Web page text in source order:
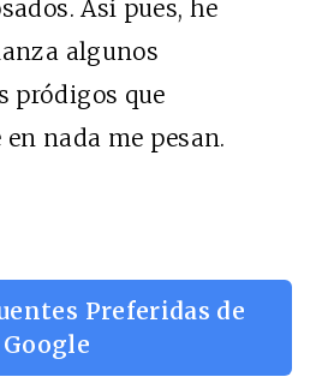
Así pues, he
algunos
pródigos que
nada me pesan.
Preferidas de
Google